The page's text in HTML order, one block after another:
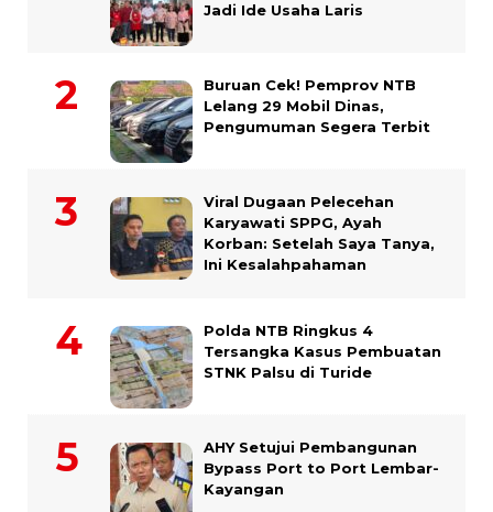
Jadi Ide Usaha Laris
Buruan Cek! Pemprov NTB
Lelang 29 Mobil Dinas,
Pengumuman Segera Terbit
Viral Dugaan Pelecehan
Karyawati SPPG, Ayah
Korban: Setelah Saya Tanya,
Ini Kesalahpahaman
Polda NTB Ringkus 4
Tersangka Kasus Pembuatan
STNK Palsu di Turide
AHY Setujui Pembangunan
Bypass Port to Port Lembar-
Kayangan